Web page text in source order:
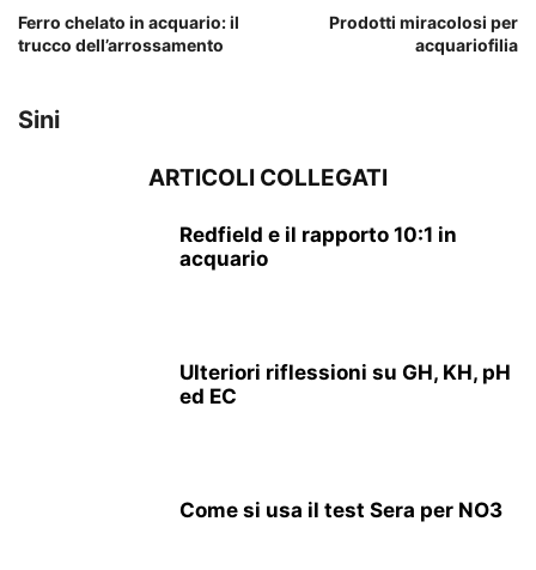
Ferro chelato in acquario: il
trucco dell’arrossamento
Prodotti miracolosi per
acquariofilia
Sini
ARTICOLI COLLEGATI
Redfield e il rapporto 10:1 in
acquario
Ulteriori riflessioni su GH, KH, pH
ed EC
Come si usa il test Sera per NO3